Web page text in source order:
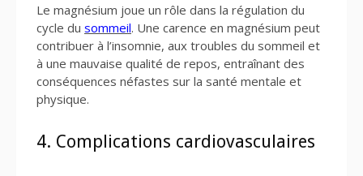
Le magnésium joue un rôle dans la régulation du
cycle du sommeil. Une carence en magnésium peut
contribuer à l’insomnie, aux troubles du sommeil et
à une mauvaise qualité de repos, entraînant des
conséquences néfastes sur la santé mentale et
physique.
4. Complications cardiovasculaires